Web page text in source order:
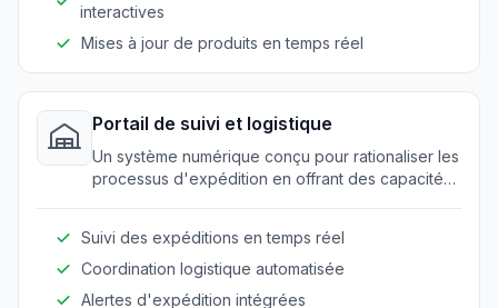
interactives
Mises à jour de produits en temps réel
Portail de suivi et logistique
Un système numérique conçu pour rationaliser les
processus d'expédition en offrant des capacités
Suivi des expéditions en temps réel
Coordination logistique automatisée
Alertes d'expédition intégrées